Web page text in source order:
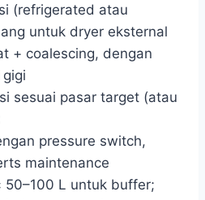
(refrigerated atau
untuk dryer eksternal
+ coalescing, dengan
sesuai pasar target (atau
pressure switch,
maintenance
L untuk buffer;